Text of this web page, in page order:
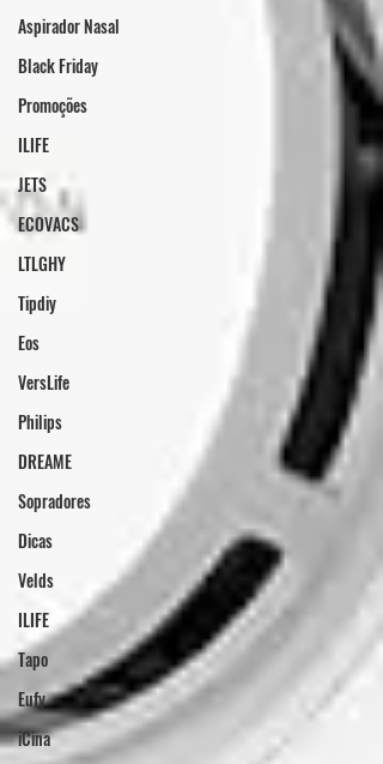
Aspirador Nasal
Black Friday
Promoções
ILIFE
JETS
ECOVACS
LTLGHY
Tipdiy
Eos
VersLife
Philips
DREAME
Sopradores
Dicas
Velds
ILIFE
Tapo
Eufy
iCina